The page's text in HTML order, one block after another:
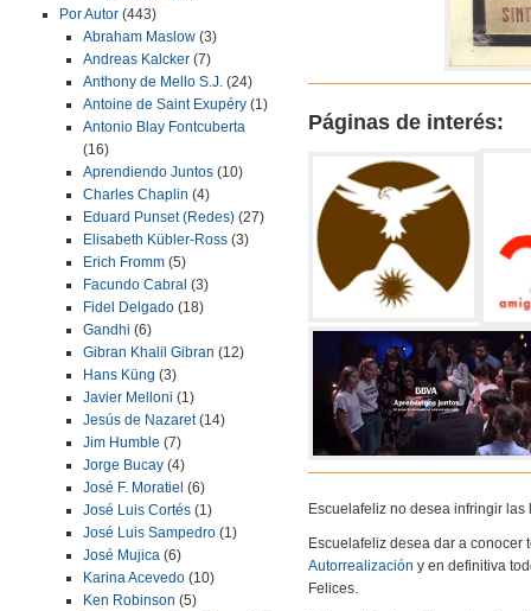
Por Autor (443)
Abraham Maslow (3)
Andreas Kalcker (7)
Anthony de Mello S.J. (24)
Antoine de Saint Exupéry (1)
Antonio Blay Fontcuberta
(16)
Aprendiendo Juntos (10)
Charles Chaplin (4)
Eduard Punset (Redes) (27)
Elisabeth Kübler-Ross (3)
Erich Fromm (5)
Facundo Cabral (3)
Fidel Delgado (18)
Gandhi (6)
Gibran Khalil Gibran (12)
Hans Küng (3)
Javier Melloni (1)
Jesús de Nazaret(14)
Jim Humble (7)
Jorge Bucay (4)
José F. Moratiel (6)
José Luis Cortés (1)
José Luis Sampedro (1)
José Mujica (6)
Karina Acevedo (10)
Ken Robinson (5)
Páginas de interés:
Escuelafeliz no desea infringir
Escuelafeliz desea dar a
Autorrealización y en definitiva
Felices.